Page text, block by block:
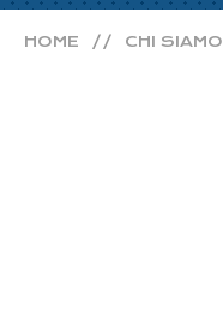
HOME CHI SIAMO